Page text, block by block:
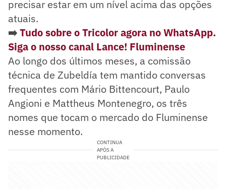
precisar estar em um nível acima das opções
atuais.
➡️Tudo sobre o Tricolor agora no WhatsApp.
Siga o nosso canal Lance! Fluminense
Ao longo dos últimos meses, a comissão
técnica de Zubeldía tem mantido conversas
frequentes com Mário Bittencourt, Paulo
Angioni e Mattheus Montenegro, os três
nomes que tocam o mercado do Fluminense
nesse momento.
CONTINUA
APÓS A
PUBLICIDADE